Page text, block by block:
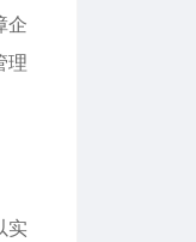
企
理
实